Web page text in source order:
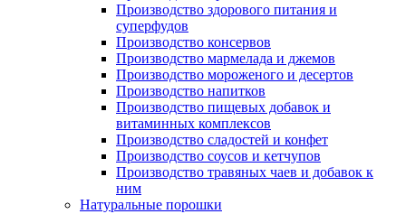
Производство здорового питания и
суперфудов
Производство консервов
Производство мармелада и джемов
Производство мороженого и десертов
Производство напитков
Производство пищевых добавок и
витаминных комплексов
Производство сладостей и конфет
Производство соусов и кетчупов
Производство травяных чаев и добавок к
ним
Натуральные порошки